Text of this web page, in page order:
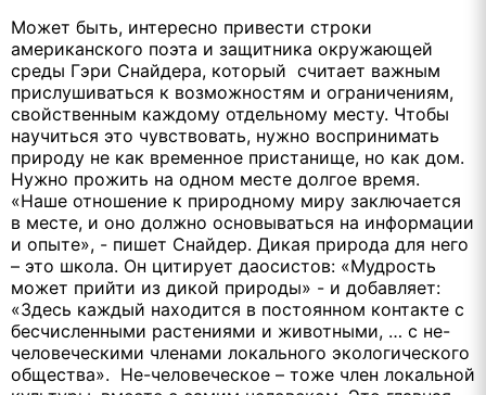
Может быть, интересно привести строки
американского поэта и защитника окружающей
среды Гэри Снайдера, который считает важным
прислушиваться к возможностям и ограничениям,
свойственным каждому отдельному месту. Чтобы
научиться это чувствовать, нужно воспринимать
природу не как временное пристанище, но как дом.
Нужно прожить на одном месте долгое время.
«Наше отношение к природному миру заключается
в месте, и оно должно основываться на информации
и опыте», - пишет Снайдер. Дикая природа для него
– это школа. Он цитирует даосистов: «Мудрость
может прийти из дикой природы» - и добавляет:
«Здесь каждый находится в постоянном контакте с
бесчисленными растениями и животными, … с не-
человеческими членами локального экологического
общества». Не-человеческое – тоже член локальной